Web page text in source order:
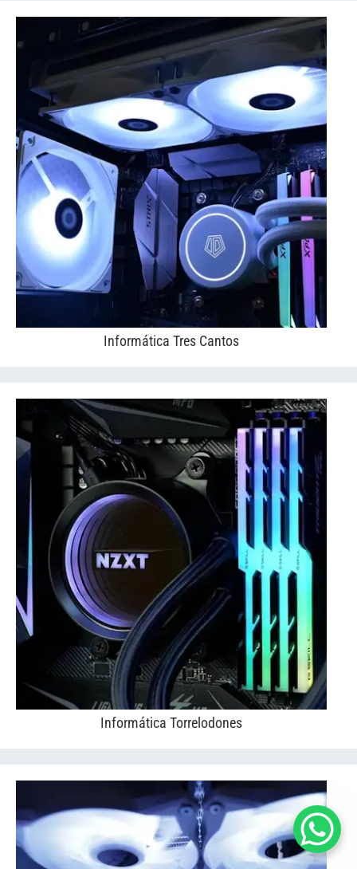
Informática Tres Cantos
Informática Torrelodones